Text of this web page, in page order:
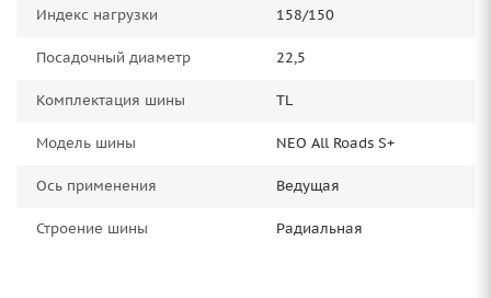
Индекс нагрузки 158/150
Посадочный диаметр 22,5
Комплектация шины TL
Модель шины NEO All Roads S+
Ось применения Ведущая
Строение шины Радиальная